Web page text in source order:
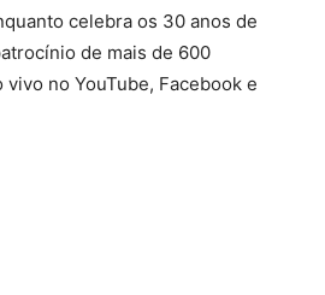
celebra os 30 anos de
de mais de 600
no YouTube, Facebook e